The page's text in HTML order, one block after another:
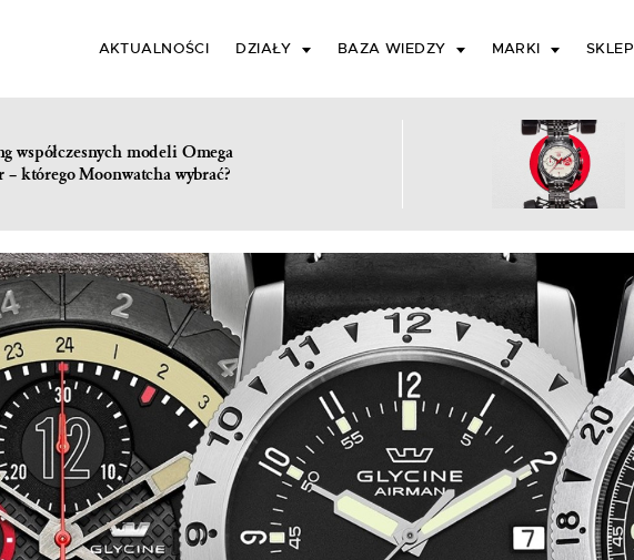
AKTUALNOŚCI DZIAŁY BAZA WIEDZY MARKI SKLEP
współczesnych modeli Omega
– którego Moonwatcha wybrać?